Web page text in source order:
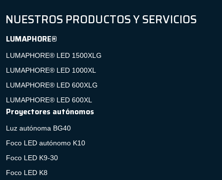
NUESTROS PRODUCTOS Y SERVICIOS
LUMAPHORE®
LUMAPHORE® LED 1500XLG
LUMAPHORE® LED 1000XL
LUMAPHORE® LED 600XLG
LUMAPHORE® LED 600XL
Proyectores autónomos
Luz autónoma BG40
Foco LED autónomo K10
Foco LED K9-30
Foco LED K8